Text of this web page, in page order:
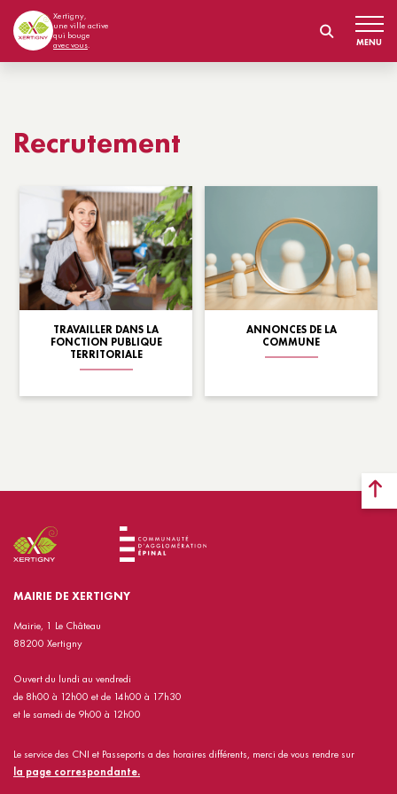
Xertigny,
une ville active
qui bouge
avec vous. MENU
Recrutement
TRAVAILLER DANS LA
FONCTION PUBLIQUE
TERRITORIALE
ANNONCES DE LA
COMMUNE
MAIRIE DE XERTIGNY
Mairie, 1 Le Château
88200 Xertigny
Ouvert du lundi au vendredi
de 8h00 à 12h00 et de 14h00 à 17h30
et le samedi de 9h00 à 12h00
Le service des CNI et Passeports a des horaires différents, merci de vous rendre sur
la page correspondante.